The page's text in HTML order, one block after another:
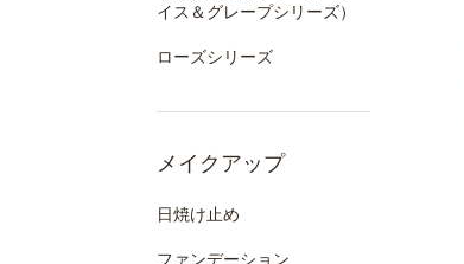
イス＆グレープシリーズ）
ローズシリーズ
メイクアップ
日焼け止め
ファンデーション